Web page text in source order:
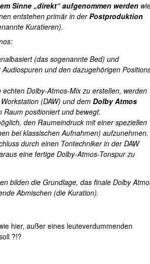
Sinne „direkt“ aufgenommen werden
entstehen primär in derPostproduktion
Kuratieren).
(das sogenannte Bed) und
und den dazugehörigen
echten Dolby-Atmos-Mix zu erstellen, werden
(DAW) und demDolby Atmos
positioniert und bewegt.
den Raumeindruck mit einer speziellen
bei klassischen Aufnahmen) aufzunehmen.
durch einen Tontechniker in der DAW
eine fertige Dolby-Atmos-Tonspur zu
bilden die Grundlage, das finale Dolby
Abmischen (die Kuration).
hier, außer eines leuteverdummenden
?!?